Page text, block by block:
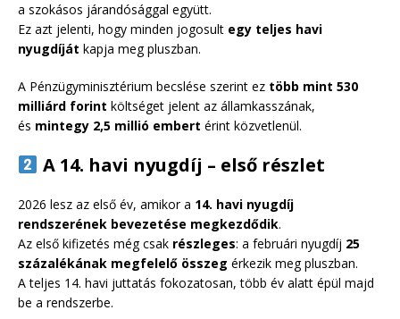
a szokásos járandósággal együtt.
Ez azt jelenti, hogy minden jogosult egy teljes havi
nyugdíját kapja meg pluszban.
A Pénzügyminisztérium becslése szerint ez több mint 530
milliárd forint költséget jelent az államkasszának,
és mintegy 2,5 millió embert érint közvetlenül.
A 14. havi nyugdíj – első részlet
2026 lesz az első év, amikor a 14. havi nyugdíj
rendszerének bevezetése megkezdődik.
Az első kifizetés még csak részleges: a februári nyugdíj 25
százalékának megfelelő összeg érkezik meg pluszban.
A teljes 14. havi juttatás fokozatosan, több év alatt épül majd
be a rendszerbe.